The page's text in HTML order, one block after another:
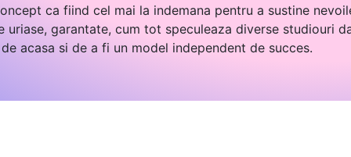
ca fiind cel mai la indemana pentru a sustine
uriase, garantate, cum tot speculeaza diverse studiouri
acasa si de a fi un model independent de succes.